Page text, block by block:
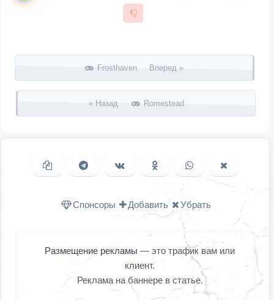
Запись навигация
Frosthaven Вперед »
« Назад Romestead
Копировать ссылкуПоделиться в Telegram
Поделиться ВКонтакте
Поделиться в
Одноклассниках
Поделиться в
WhatsAppв X
Спонсоры Добавить Убрать
Размещение рекламы — это трафик вам или
клиент.
Реклама на баннере в статье.